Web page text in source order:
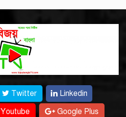
Twitter
Linkedin
Youtube Google Plus